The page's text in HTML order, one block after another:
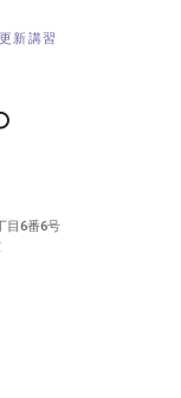
新講習
目6番6号